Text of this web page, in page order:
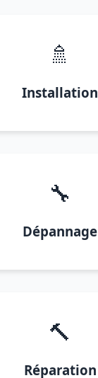
🚿
Installation
🔧
Dépannage
🔨
Réparation